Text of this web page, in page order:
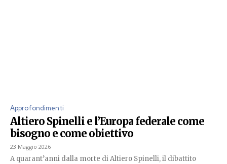
Approfondimenti
Altiero Spinelli e l’Europa federale come
bisogno e come obiettivo
23 Maggio 2026
A quarant’anni dalla morte di Altiero Spinelli, il dibattito